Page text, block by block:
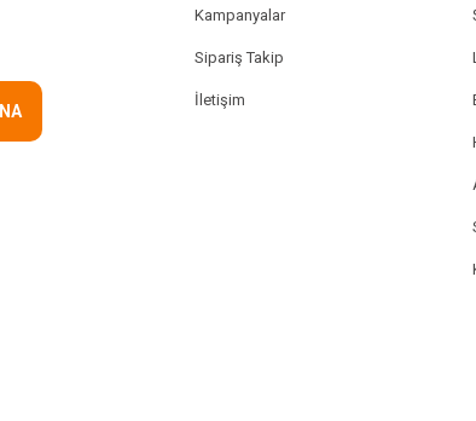
Kampanyalar
Sipariş Takip
İletişim